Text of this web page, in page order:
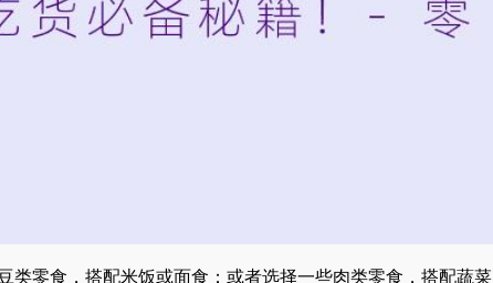
零食，搭配米饭或面食；或者选择一些肉类零食，搭配蔬菜